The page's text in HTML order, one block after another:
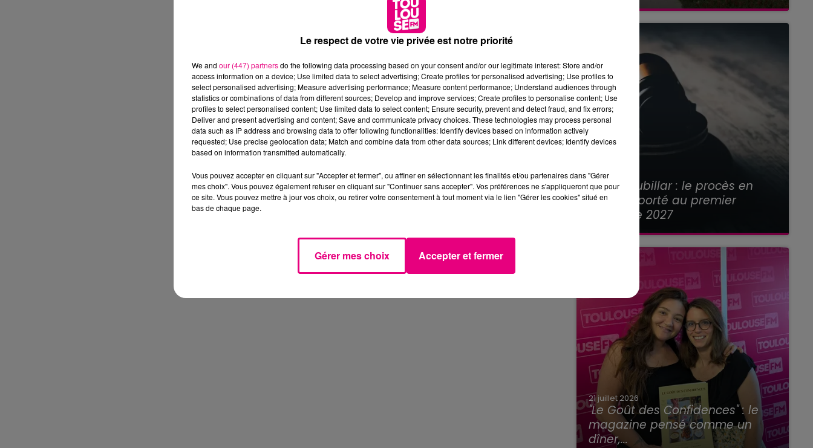
21 juillet 2026
Affaire Jubillar : le procès en
appel reporté au premier
semestre 2027
21 juillet 2026
"Le Goût des Confidences" : le
magazine pensé comme un
dîner,...
Le respect de votre vie privée est notre priorité
We and our (447) partnersdo the following data processing based on your consent and/or our legitimate interest: Store and/or
access information on a device; Use limited data to select advertising; Create profiles for personalised advertising; Use profiles to
select personalised advertising; Measure advertising performance; Measure content performance; Understand audiences through
statistics or combinations of data from different sources; Develop and improve services; Create profiles to personalise content; Use
profiles to select personalised content; Use limited data to select content; Ensure security, prevent and detect fraud, and fix errors;
Deliver and present advertising and content; Save and communicate privacy choices. These technologies may process personal
data such as IP address and browsing data to offer following functionalities: Identify devices based on information actively
requested; Use precise geolocation data; Match and combine data from other data sources; Link different devices; Identify devices
based on information transmitted automatically.
Vous pouvez accepter en cliquant sur "Accepter et fermer", ou affiner en sélectionnant les finalités et/ou partenaires dans "Gérer
mes choix". Vous pouvez également refuser en cliquant sur "Continuer sans accepter". Vos préférences ne s'appliqueront que pour
ce site. Vous pouvez mettre à jour vos choix, ou retirer votre consentement à tout moment via le lien "Gérer les cookies" situé en
bas de chaque page.
Gérer mes choix Accepter et fermer